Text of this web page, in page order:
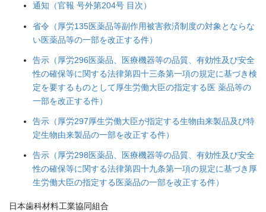
通知（官報 号外第204号 目次）
省令（厚労135医薬品等副作用被害救済制度の対象とならな
い医薬品等の一部を改正する件）
告示（厚労296医薬品、医療機器等の品質、有効性及び安全
性の確保等に関する法律第四十三条第一項の規定に基づき検
定を要するものとして厚生労働大臣の指定する医 薬品等の
一部を改正する件）
告示（厚労297厚生労働大臣が指定する生物由来製品及び特
定生物由来製品の一部を改正する件）
告示（厚労298医薬品、医療機器等の品質、有効性及び安全
性の確保等に関する法律第四十九条第一項の規定に基づき厚
生労働大臣の指定する医薬品の一部を改正する件）
日本歯科材料工業協同組合